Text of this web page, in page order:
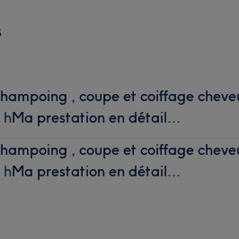
, coupe et coiffage
hMa prestation en détail...
, coupe et coiffage
hMa prestation en détail...